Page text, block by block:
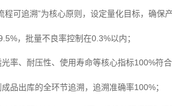
可追溯”为核心原则，设定量化目标，确保
，批量不良率控制在0.3%以内；
率、耐压性、使用寿命等核心指标100%符合
品出库的全环节追溯，追溯准确率100%；